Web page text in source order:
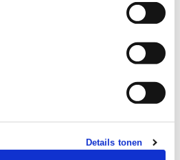
Details tonen
met een initiatief een
aangaan met een
omgeving ondersteunen